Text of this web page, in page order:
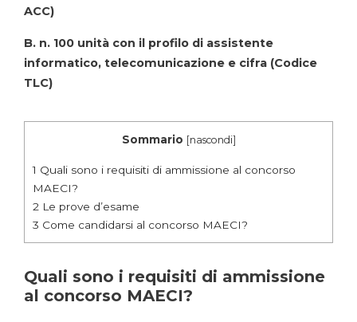
ACC)
B. n. 100 unità con il profilo di assistente
informatico, telecomunicazione e cifra (Codice
TLC)
Sommario [nascondi]
1 Quali sono i requisiti di ammissione al concorso
MAECI?
2 Le prove d’esame
3 Come candidarsi al concorso MAECI?
Quali sono i requisiti di ammissione
al concorso MAECI?